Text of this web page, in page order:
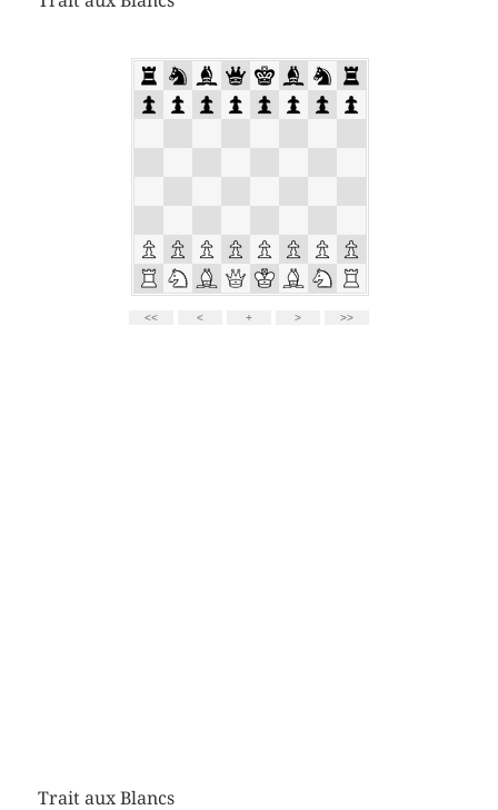
Trait aux Blancs